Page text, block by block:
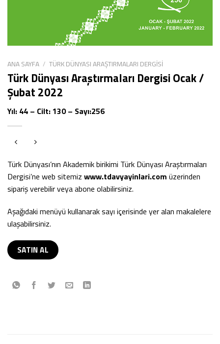
ANA SAYFA / TÜRK DÜNYASI ARAŞTIRMALARI DERGISI
Türk Dünyası Araştırmaları Dergisi Ocak /
Şubat 2022
Yıl: 44 – Cilt: 130 – Sayı:256
Türk Dünyası’nın Akademik birikimi Türk Dünyası Araştırmaları
Dergisi’ne web sitemiz www.tdavyayinlari.com üzerinden
sipariş verebilir veya abone olabilirsiniz.
Aşağıdaki menüyü kullanarak sayı içerisinde yer alan makalelere
ulaşabilirsiniz.
SATIN AL